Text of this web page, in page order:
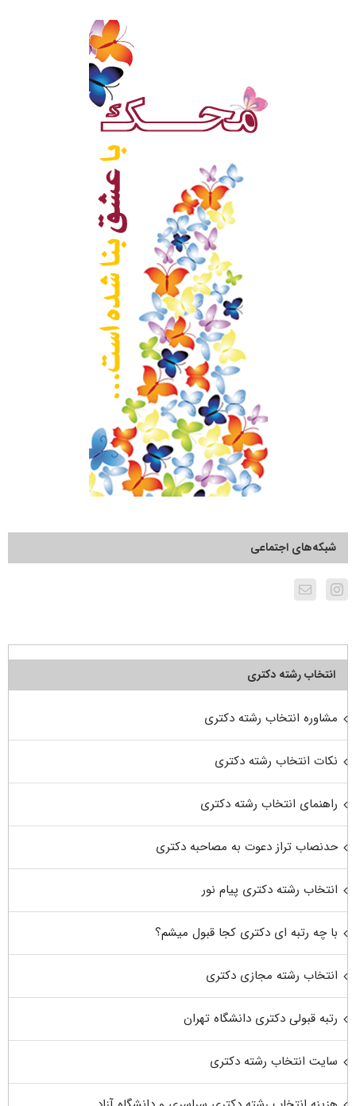
شبکه‌های اجتماعی
انتخاب رشته دکتری
مشاوره انتخاب رشته دکتری
نکات انتخاب رشته دکتری
راهنمای انتخاب رشته دکتری
حدنصاب تراز دعوت به مصاحبه دکتری
انتخاب رشته دکتری پیام نور
با چه رتبه ای دکتری کجا قبول میشم؟
انتخاب رشته مجازی دکتری
رتبه قبولی دکتری دانشگاه تهران
سایت انتخاب رشته دکتری